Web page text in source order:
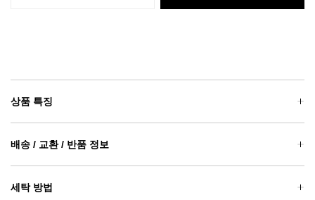
상품 특징
배송 / 교환 / 반품 정보
세탁 방법